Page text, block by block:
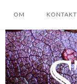
OM KONTAKT
Home